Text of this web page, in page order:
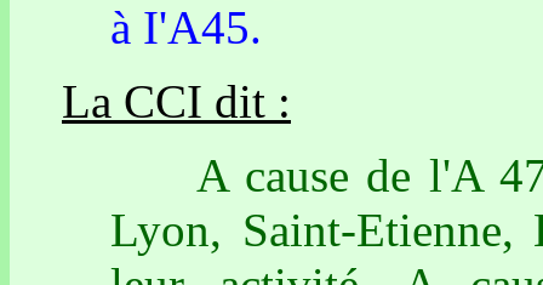
à I'A45.
La CCI dit :
A cause de l'A 47,
Lyon, Saint-Etienne,